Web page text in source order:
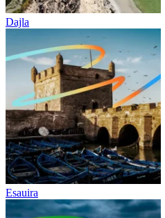
Dajla
Esauira